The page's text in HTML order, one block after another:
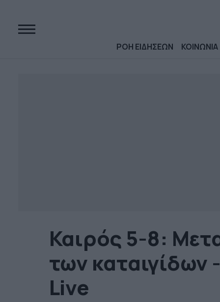
ΡΟΗ ΕΙΔΗΣΕΩΝ ΚΟΙΝΩΝΙΑ
Καιρός 5-8:
των
Live